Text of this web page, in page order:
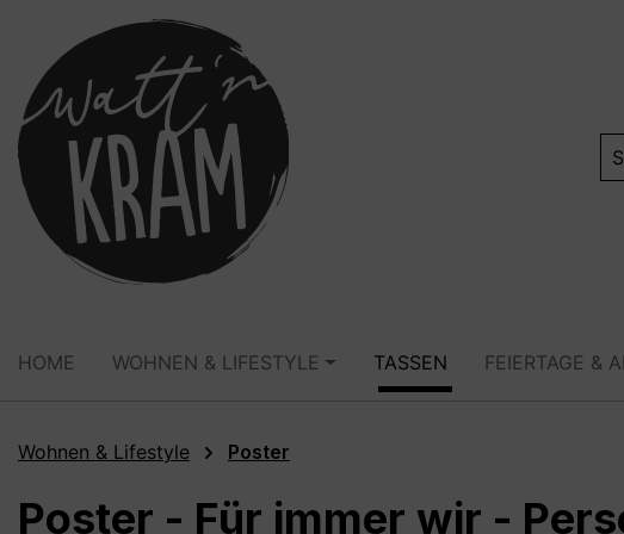
Zur Hauptnavigation springen
HOME WOHNEN & LIFESTYLE TASSEN FEIERTAGE &
Wohnen & Lifestyle Poster
Poster - Für immer wir -